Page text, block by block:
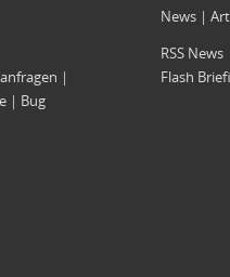
|
| Bug
News|
RSS News|
Flash